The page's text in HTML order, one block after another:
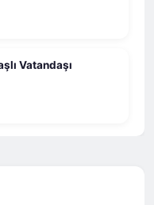
Vatandaşı